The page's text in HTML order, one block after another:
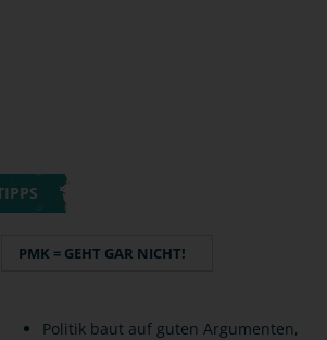
PMK = GEHT GAR NICHT!
Politik baut auf guten Argumenten,